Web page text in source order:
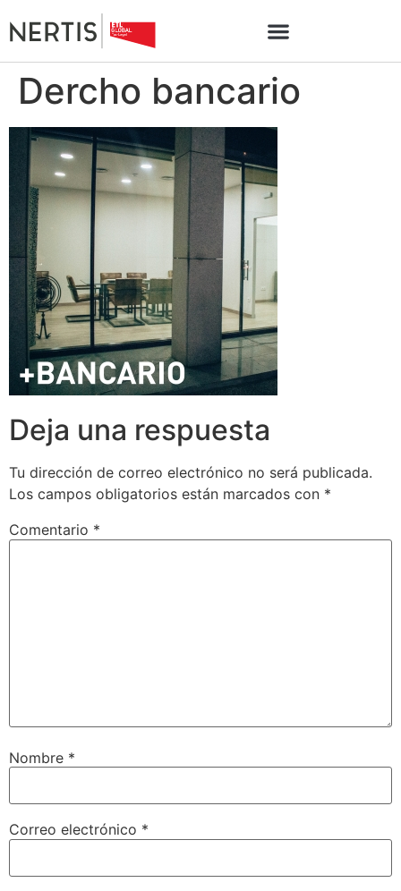
Dercho bancario
Deja una respuesta
Tu dirección de correo electrónico no será publicada.
Los campos obligatorios están marcados con *
Comentario *
Nombre *
Correo electrónico *